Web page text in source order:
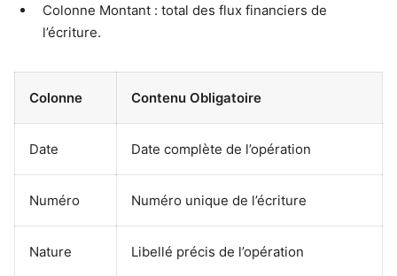
Colonne Montant : total des flux financiers de
l’écriture.
Colonne Contenu Obligatoire
Date Date complète de l’opération
Numéro Numéro unique de l’écriture
Nature Libellé précis de l’opération